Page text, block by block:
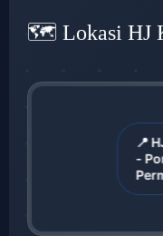
🗺️ Lokasi HJ
📍
-